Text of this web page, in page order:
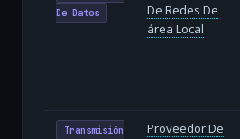
De Datos
De Redes De
área Local
Transmisión
Proveedor De